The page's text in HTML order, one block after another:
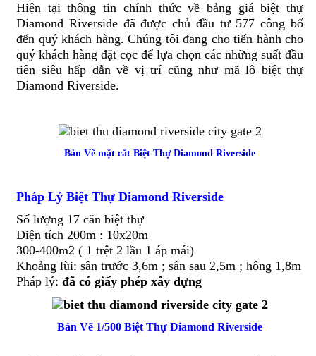
Hiện tại thông tin chính thức về bảng giá biệt thự
Diamond Riverside đã được chủ đầu tư 577 công bố
đến quý khách hàng. Chúng tôi đang cho tiến hành cho
quý khách hàng đặt cọc để lựa chọn các những suất đầu
tiên siêu hấp dẫn về vị trí cũng như mã lô biệt thự
Diamond Riverside.
Bản Vẽ mặt cắt Biệt Thự Diamond Riverside
Pháp Lý Biệt Thự Diamond Riverside
Số lượng 17 căn biệt thự
Diện tích 200m : 10x20m
300-400m2 ( 1 trệt 2 lầu 1 áp mái)
Khoảng lùi: sân trước 3,6m ; sân sau 2,5m ; hông 1,8m
Pháp lý: đã có giấy phép xây dựng
Bản Vẽ 1/500 Biệt Thự Diamond Riverside